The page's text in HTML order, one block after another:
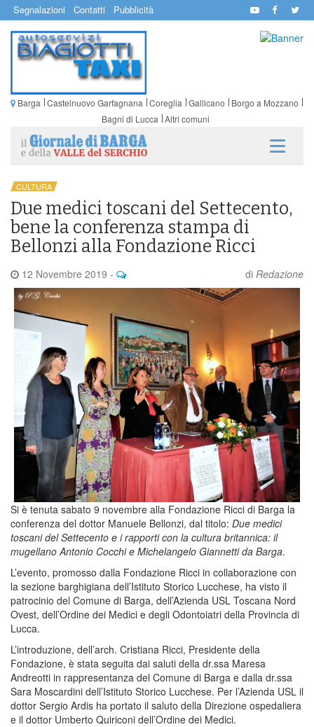
Segnalazioni Contatti Pubblicità
Barga Castelnuovo Garfagnana Coreglia Gallicano
Borgo a Mozzano
Bagni di Lucca Altri comuni
CULTURA
Due medici toscani del Settecento,
bene la conferenza stampa di
Bellonzi alla Fondazione Ricci
12 Novembre 2019 - di Redazione
Si è tenuta sabato 9 novembre alla Fondazione Ricci di Barga la
conferenza del dottor Manuele Bellonzi, dal titolo: Due medici
toscani del Settecento e i rapporti con la cultura britannica: il
mugellano Antonio Cocchi e Michelangelo Giannetti da Barga.
L’evento, promosso dalla Fondazione Ricci in collaborazione con
la sezione barghigiana dell’Istituto Storico Lucchese, ha visto il
patrocinio del Comune di Barga, dell’Azienda USL Toscana Nord
Ovest, dell’Ordine dei Medici e degli Odontoiatri della Provincia di
Lucca.
L’introduzione, dell’arch. Cristiana Ricci, Presidente della
Fondazione, è stata seguita dai saluti della dr.ssa Maresa
Andreotti in rappresentanza del Comune di Barga e dalla dr.ssa
Sara Moscardini dell’Istituto Storico Lucchese. Per l’Azienda USL il
dottor Sergio Ardis ha portato il saluto della Direzione ospedaliera
e il dottor Umberto Quiriconi dell’Ordine dei Medici.